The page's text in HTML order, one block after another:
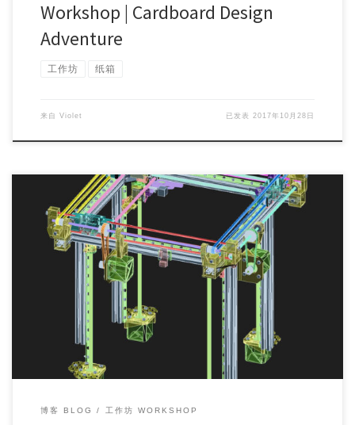
Workshop | Cardboard Design
Adventure
工作坊 纸箱
来自 Violet 已发表2017年10月28日
Workshop Topic: Designing Mechanically rigid affor […]
博客 BLOG 工作坊 WORKSHOP